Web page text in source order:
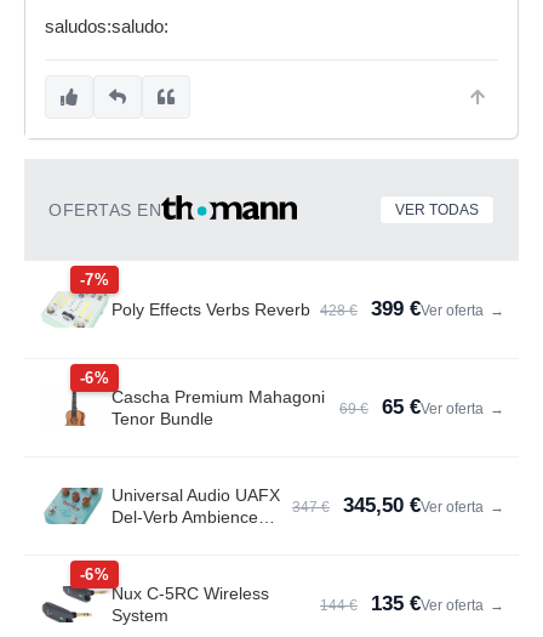
saludos:saludo:
OFERTAS EN VER TODAS
-7%
Poly Effects Verbs Reverb 428 € 399 €Ver oferta →
-6%
Cascha Premium Mahagoni
Tenor Bundle
69 € 65 €Ver oferta →
Universal Audio UAFX
Del-Verb Ambience
347 € 345,50 €Ver oferta →
-6%
Nux C-5RC Wireless
System
144 € 135 €Ver oferta →